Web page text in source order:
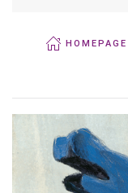
HOMEPAGE